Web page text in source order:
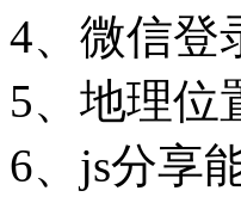
4、微信登
5、地理位
6、js分享